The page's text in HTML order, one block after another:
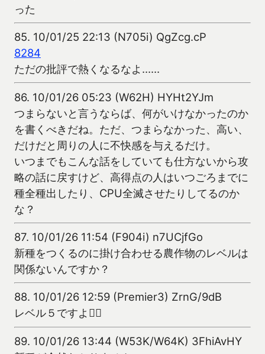
った
85. 10/01/25 22:13 (N705i) QgZcg.cP
8284
ただの批評で熱くなるなよ……
86. 10/01/26 05:23 (W62H) HYHt2YJm
つまらないと言うならば、何がいけなかったのか
を書くべきだね。ただ、つまらなかった、高い、
だけだと周りの人に不快感を与えるだけ。
いつまでもこんな話をしていても仕方ないから攻
略の話に戻すけど、高得点の人はいつごろまでに
種全種出したり、CPU全滅させたりしてるのか
な？
87. 10/01/26 11:54 (F904i) n7UCjfGo
新種をつくるのに掛け合わせる農作物のレベルは
関係ないんですか？
88. 10/01/26 12:59 (Premier3) ZrnG/9dB
レベル５ですよ
89. 10/01/26 13:44 (W53K/W64K) 3FhiAvHY